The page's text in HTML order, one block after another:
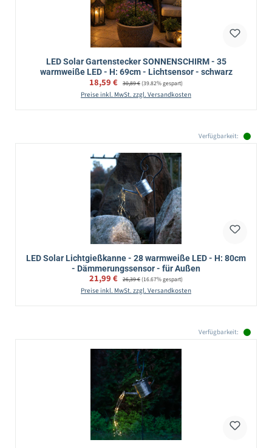
LED Solar Gartenstecker SONNENSCHIRM - 35
warmweiße LED - H: 69cm - Lichtsensor - schwarz
Verkaufspreis:
18,59 € Regulärer Preis:
30,89 €(39.82% gespart)
Preise inkl. MwSt. zzgl. Versandkosten
Verfügbarkeit:
LED Solar Lichtgießkanne - 28 warmweiße LED - H: 80cm
- Dämmerungssensor - für Außen
Verkaufspreis:
21,99 € Regulärer Preis:
26,39 €(16.67% gespart)
Preise inkl. MwSt. zzgl. Versandkosten
Verfügbarkeit: